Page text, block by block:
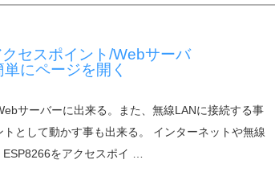
セスポイント/Webサーバ
にページを開く
サーバーに出来る。また、無線LANに接続する事
として動かす事も出来る。 インターネットや無線
をアクセスポイ …